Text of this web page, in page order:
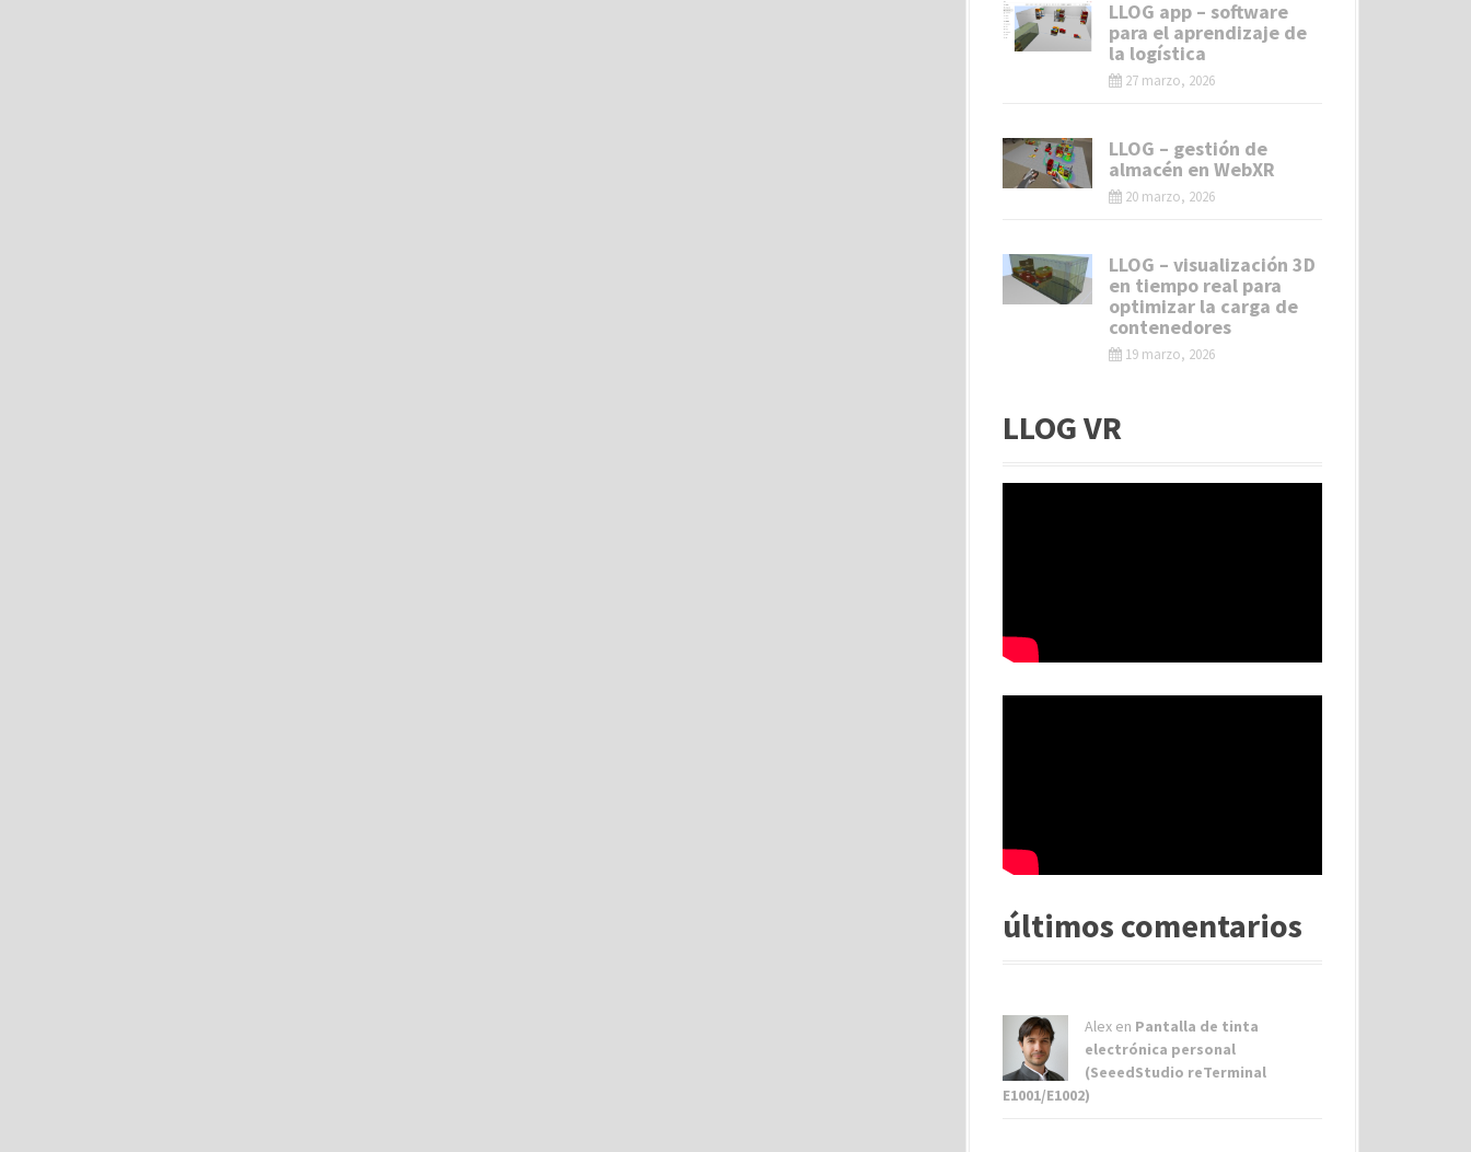
LLOG app – software
para el aprendizaje de
la logística
27 marzo, 2026
LLOG – gestión de
almacén en WebXR
20 marzo, 2026
LLOG – visualización 3D
en tiempo real para
optimizar la carga de
contenedores
19 marzo, 2026
LLOG VR
últimos comentarios
Alex en Pantalla de tinta
electrónica personal
(SeeedStudio reTerminal
E1001/E1002)